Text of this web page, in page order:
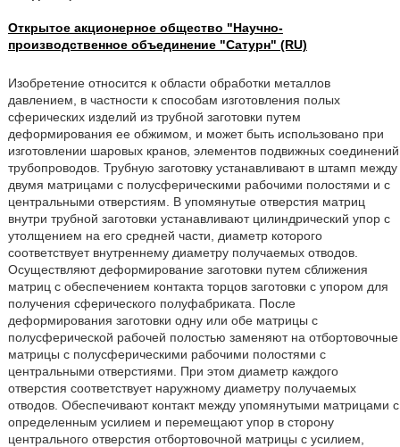
Открытое акционерное общество "Научно-
производственное объединение "Сатурн" (RU)
Изобретение относится к области обработки металлов
давлением, в частности к способам изготовления полых
сферических изделий из трубной заготовки путем
деформирования ее обжимом, и может быть использовано при
изготовлении шаровых кранов, элементов подвижных соединений
трубопроводов. Трубную заготовку устанавливают в штамп между
двумя матрицами с полусферическими рабочими полостями и с
центральными отверстиям. В упомянутые отверстия матриц
внутри трубной заготовки устанавливают цилиндрический упор с
утолщением на его средней части, диаметр которого
соответствует внутреннему диаметру получаемых отводов.
Осуществляют деформирование заготовки путем сближения
матриц с обеспечением контакта торцов заготовки с упором для
получения сферического полуфабриката. После
деформирования заготовки одну или обе матрицы с
полусферической рабочей полостью заменяют на отбортовочные
матрицы с полусферическими рабочими полостями с
центральными отверстиями. При этом диаметр каждого
отверстия соответствует наружному диаметру получаемых
отводов. Обеспечивают контакт между упомянутыми матрицами с
определенным усилием и перемещают упор в сторону
центрального отверстия отбортовочной матрицы с усилием,